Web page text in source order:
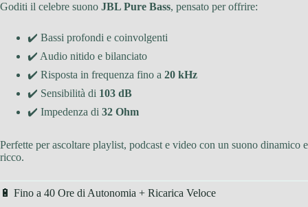
Goditi il celebre suono JBL Pure Bass, pensato per offrire:
✔️ Bassi profondi e coinvolgenti
✔️ Audio nitido e bilanciato
✔️ Risposta in frequenza fino a 20 kHz
✔️ Sensibilità di 103 dB
✔️ Impedenza di 32 Ohm
Perfette per ascoltare playlist, podcast e video con un suono dinamico e
ricco.
🔋 Fino a 40 Ore di Autonomia + Ricarica Veloce